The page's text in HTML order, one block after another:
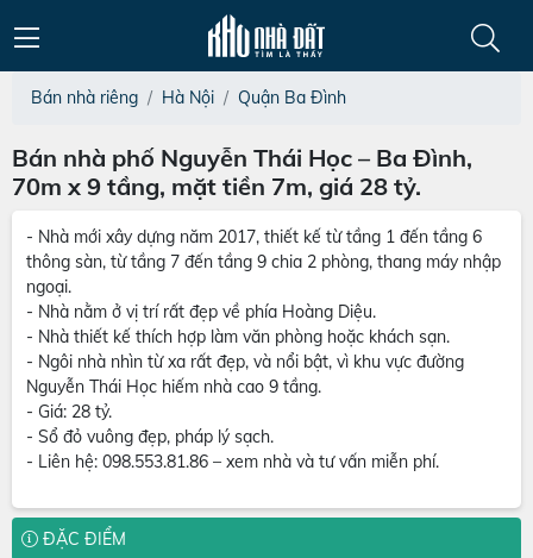
Bán nhà riêng Hà Nội Quận Ba Đình
Bán nhà phố Nguyễn Thái Học – Ba Đình,
70m x 9 tầng, mặt tiền 7m, giá 28 tỷ.
- Nhà mới xây dựng năm 2017, thiết kế từ tầng 1 đến tầng 6
thông sàn, từ tầng 7 đến tầng 9 chia 2 phòng, thang máy nhập
ngoại.
- Nhà nằm ở vị trí rất đẹp về phía Hoàng Diệu.
- Nhà thiết kế thích hợp làm văn phòng hoặc khách sạn.
- Ngôi nhà nhìn từ xa rất đẹp, và nổi bật, vì khu vực đường
Nguyễn Thái Học hiếm nhà cao 9 tầng.
- Giá: 28 tỷ.
- Sổ đỏ vuông đẹp, pháp lý sạch.
- Liên hệ: 098.553.81.86 – xem nhà và tư vấn miễn phí.
ĐẶC ĐIỂM